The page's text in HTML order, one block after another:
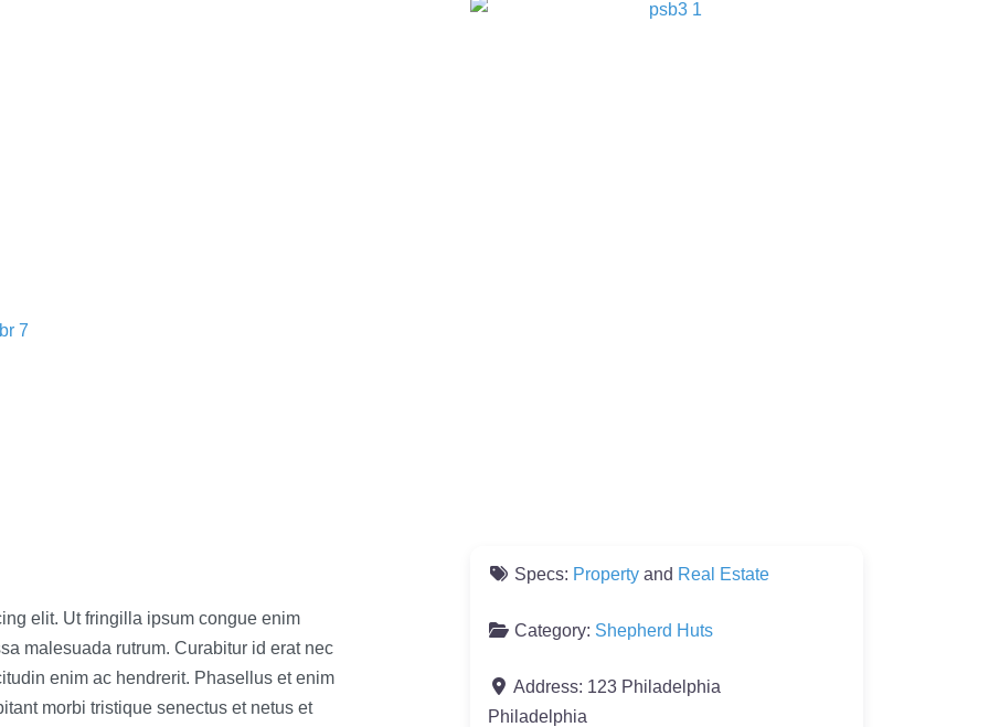
elit. Ut fringilla ipsum congue enim
malesuada rutrum. Curabitur id erat nec
enim ac hendrerit. Phasellus et enim
morbi tristique senectus et netus et
Specs: Property and Real Estate
Category: Shepherd Huts
Address: 123 Philadelphia
Philadelphia